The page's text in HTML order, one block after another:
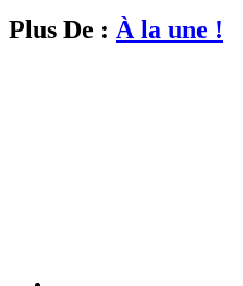
Plus De : À la une !